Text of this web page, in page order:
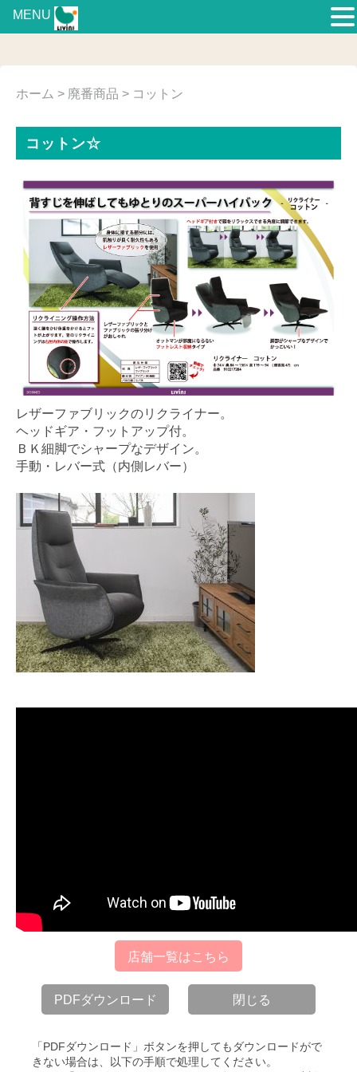
ホーム > 廃番商品 > コットン
コットン☆
レザーファブリックのリクライナー。
ヘッドギア・フットアップ付。
ＢＫ細脚でシャープなデザイン。
手動・レバー式（内側レバー）
店舗一覧はこちら
PDFダウンロード 閉じる
「PDFダウンロード」ボタンを押してもダウンロードがで
きない場合は、以下の手順で処理してください。
MENU